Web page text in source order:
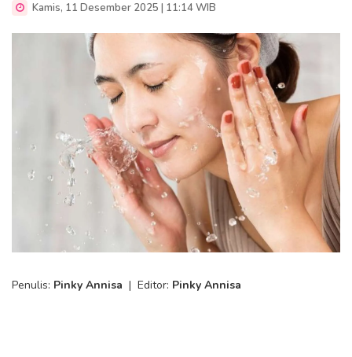
Kamis, 11 Desember 2025 | 11:14 WIB
Penulis: Pinky Annisa | Editor: Pinky Annisa